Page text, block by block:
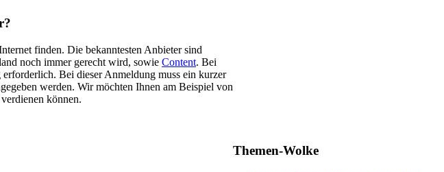
finden. Die bekanntesten Anbieter sind
noch immer gerecht wird, sowie Content. Bei
Bei dieser Anmeldung muss ein kurzer
werden. Wir möchten Ihnen am Beispiel von
können.
Themen-Wolke